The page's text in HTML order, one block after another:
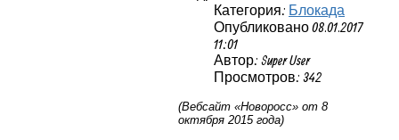
Категория: Блокада
Опубликовано 08.01.2017
11:01
Автор: Super User
Просмотров: 342
(Вебсайт «Новоросс» от 8
октября 2015 года)